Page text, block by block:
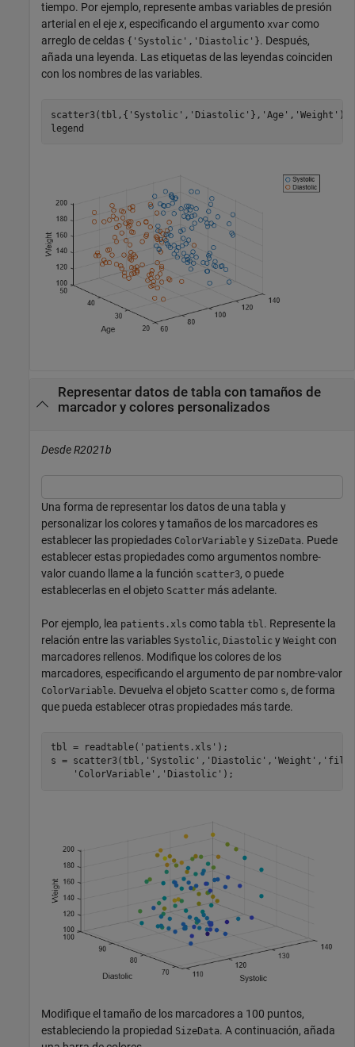
tiempo. Por ejemplo, represente ambas variables de presión
arterial en el ejex, especificando el argumento xvar como
arreglo de celdas {'Systolic','Diastolic'}. Después,
añada una leyenda. Las etiquetas de las leyendas coinciden
con los nombres de las variables.
scatter3(tbl,{ 'Systolic' , 'Diastolic' }, 'Age' , 'Weight' );
legend
Representar datos de tabla con tamaños de
marcador y colores personalizados
Desde R2021b
Una forma de representar los datos de una tabla y
personalizar los colores y tamaños de los marcadores es
establecer las propiedades ColorVariable y SizeData. Puede
establecer estas propiedades como argumentos nombre-
valor cuando llame a la función scatter3, o puede
establecerlas en el objeto Scatter más adelante.
Por ejemplo, lea patients.xls como tabla tbl . Represente la
relación entre las variables Systolic, Diastolic y Weight con
marcadores rellenos. Modifique los colores de los
marcadores, especificando el argumento de par nombre-valor
ColorVariable. Devuelva el objeto Scatter como s, de forma
que pueda establecer otras propiedades más tarde.
tbl = readtable( 'patients.xls' );
s = scatter3(tbl, 'Systolic' , 'Diastolic' , 'Weight' ,
'ColorVariable' , 'Diastolic' );
Modifique el tamaño de los marcadores a 100 puntos,
estableciendo la propiedad SizeData. A continuación, añada